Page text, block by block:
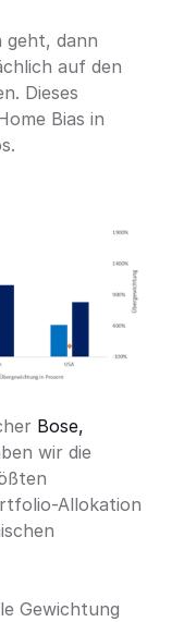
geht, dann
auf den
Dieses
Bias in
Bose,
wir die
Allokation
Gewichtung